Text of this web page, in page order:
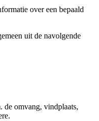
over een bepaald
uit de navolgende
de omvang, vindplaats,